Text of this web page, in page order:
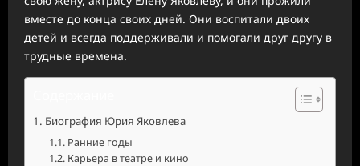
вместе до конца своих дней. Они воспитали двоих
детей и всегда поддерживали и помогали друг другу в
трудные времена.
Биография Юрия Яковлева
Ранние годы
Карьера в театре и кино